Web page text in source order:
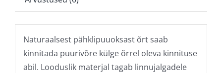
Naturaalsest pähklipuuoksast õrt saab
kinnitada puurivõre külge õrrel oleva kinnituse
abil. Looduslik materjal tagab linnujalgadele